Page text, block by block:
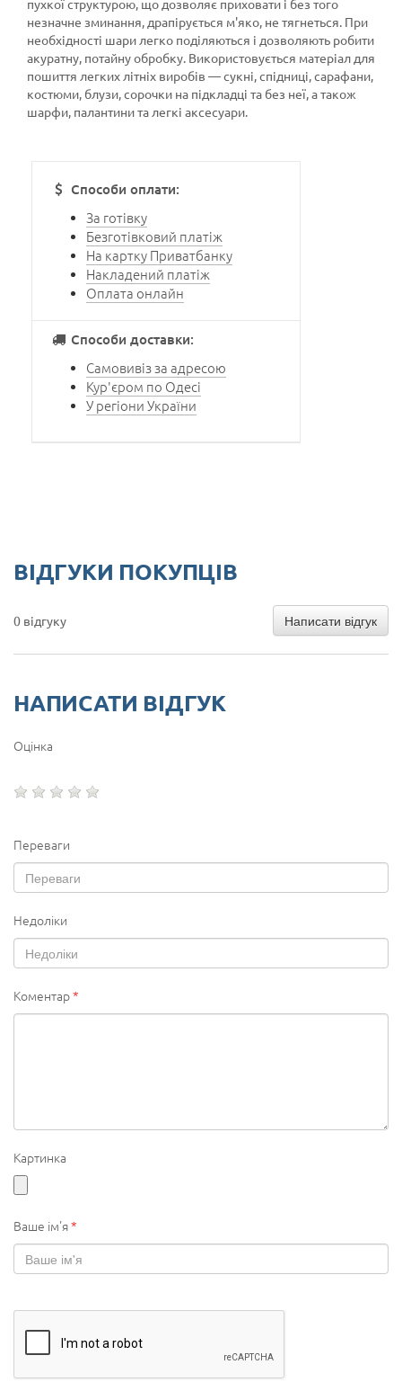
пухкої структурою, що дозволяє приховати і без того
незначне зминання, драпірується м'яко, не тягнеться. При
необхідності шари легко поділяються і дозволяють робити
акуратну, потайну обробку. Використовується матеріал для
пошиття легких літніх виробів — сукні, спідниці, сарафани,
костюми, блузи, сорочки на підкладці та без неї, а також
шарфи, палантини та легкі аксесуари.
Способи оплати:
За готівку
Безготівковий платіж
На картку Приватбанку
Накладений платіж
Оплата онлайн
Способи доставки:
Самовивіз за адресою
Кур'єром по Одесі
У регіони України
ВІДГУКИ ПОКУПЦІВ
0 відгуку Написати відгук
НАПИСАТИ ВІДГУК
Оцінка
Переваги
Недоліки
Коментар*
Картинка
Ваше ім'я*